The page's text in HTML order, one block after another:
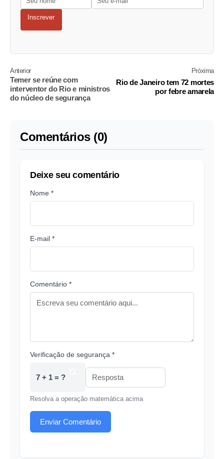
Inscrever
Anterior
Temer se reúne com
interventor do Rio e ministros
do núcleo de segurança
Próxima
Rio de Janeiro tem 72 mortes
por febre amarela
Comentários (0)
Deixe seu comentário
Nome *
E-mail *
Comentário *
Verificação de segurança *
7 + 1 = ?
Resolva a operação matemática acima
Enviar Comentário